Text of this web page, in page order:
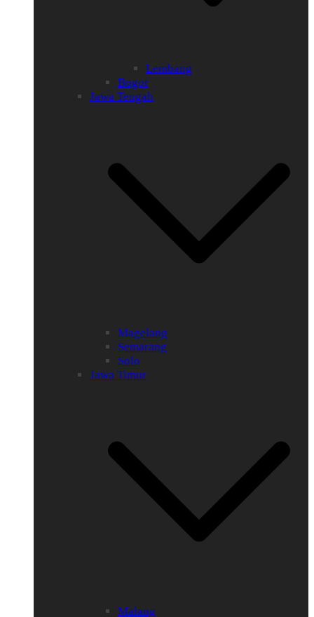
Lembang
Bogor
Jawa Tengah
Magelang
Semarang
Solo
Jawa Timur
Malang